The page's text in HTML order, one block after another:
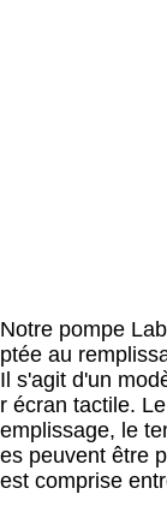
Notre pompe
ptée au
Il s'agit d'un
r écran tactile.
emplissage, le
es peuvent être
est comprise